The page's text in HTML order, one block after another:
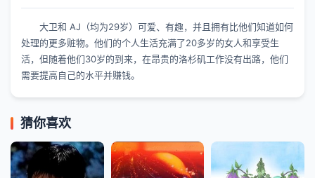
大卫和 AJ（均为29岁）可爱、有趣，并且拥有比他们知道如何
处理的更多赃物。他们的个人生活充满了20多岁的女人和享受生
活，但随着他们30岁的到来，在昂贵的洛杉矶工作没有出路，他们
需要提高自己的水平并赚钱。
猜你喜欢